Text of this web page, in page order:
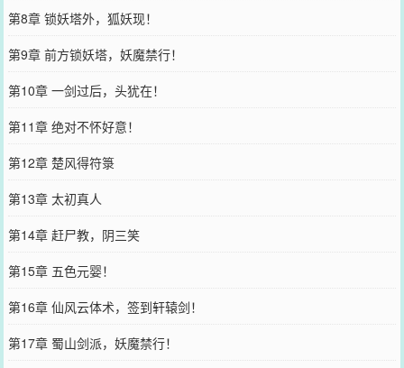
第8章 锁妖塔外，狐妖现！
第9章 前方锁妖塔，妖魔禁行！
第10章 一剑过后，头犹在！
第11章 绝对不怀好意！
第12章 楚风得符箓
第13章 太初真人
第14章 赶尸教，阴三笑
第15章 五色元婴！
第16章 仙风云体术，签到轩辕剑！
第17章 蜀山剑派，妖魔禁行！